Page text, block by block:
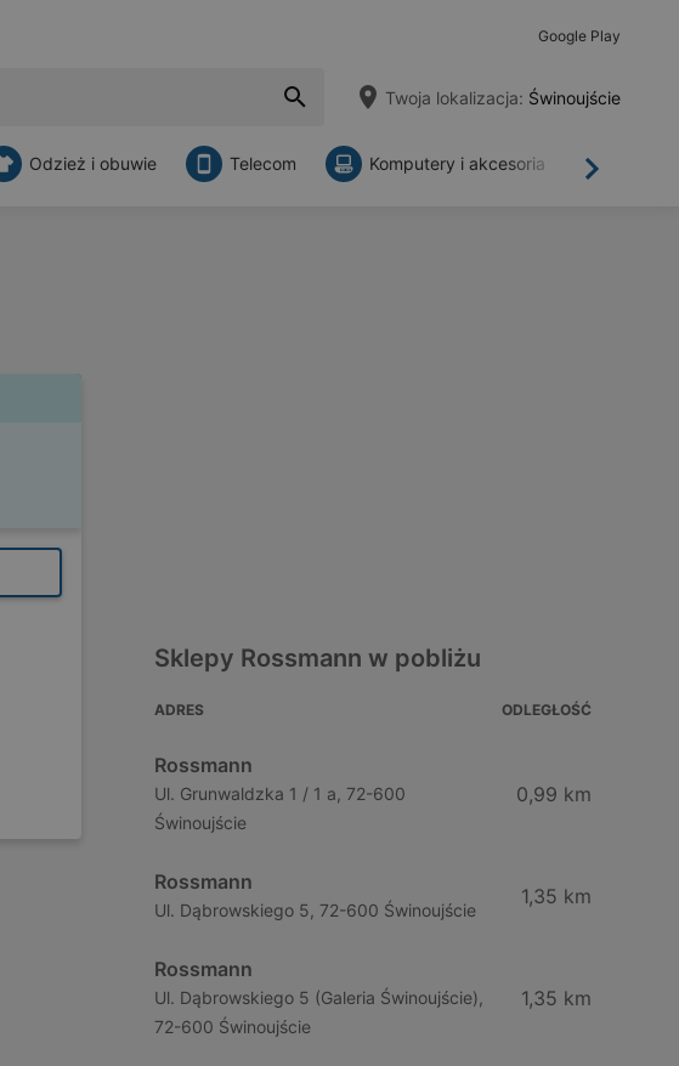
Google Play
Twoja lokalizacja: Świnoujście
Dalej
Odzież i obuwie Telecom Komputery i akcesoria
Sklepy Rossmann w pobliżu
ADRES ODLEGŁOŚĆ
Rossmann
Ul. Grunwaldzka 1 / 1 a, 72-600
Świnoujście
0,99 km
Rossmann
Ul. Dąbrowskiego 5, 72-600 Świnoujście
1,35 km
Rossmann
Ul. Dąbrowskiego 5 (Galeria Świnoujście),
72-600 Świnoujście
1,35 km